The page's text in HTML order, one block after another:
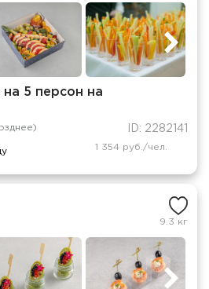
5 персон на
ID: 2282141
1 354 руб./чел.
9.3 кг